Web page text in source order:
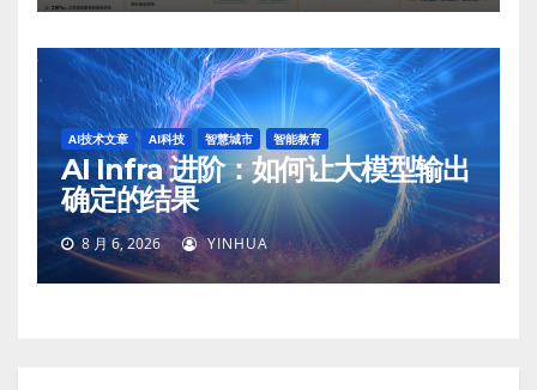
AI技术文章 AI科技 智慧城市 智能教育
AI Infra 进阶：如何让大模型输出
确定的结果
8 月 6, 2026 YINHUA